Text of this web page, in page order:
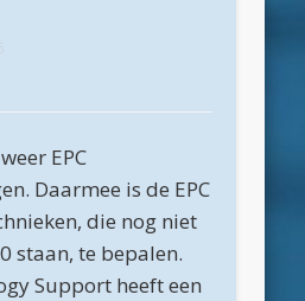
EPC
Daarmee is de EPC
die nog niet
staan, te bepalen.
Support heeft een